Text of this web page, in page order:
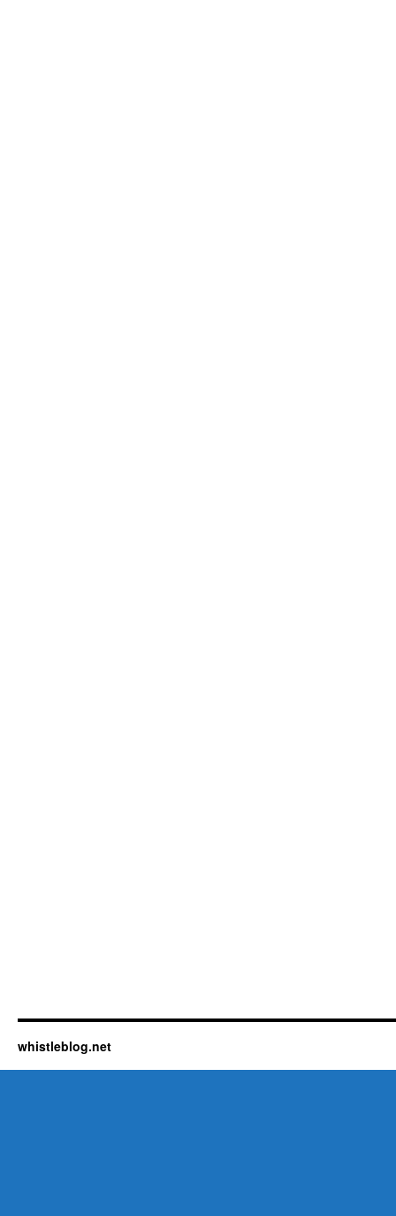
whistleblog.net